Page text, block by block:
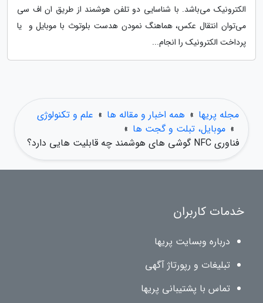
الکترونیک می‌باشد. با شناسایی دو تلفن هوشمند از طریق ان اف سی
می‌توان انتقال عکس، هماهنگ نمودن هدست بلوتوث با موبایل و یا
پرداخت الکترونیک را انجام...
مجله پریها » همه اخبار و مقاله ها » علم و تکنولوژی
» موبایل، تبلت و گجت ها »
فناوری NFC گوشی های هوشمند چه قابلیت هایی دارد؟
خدمات کاربران
درباره وبسایت پریها
تبلیغات و رپورتاژ آگهی
تماس با پشتیبانی پریها